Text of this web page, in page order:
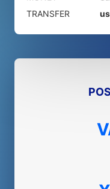
TRANSFER